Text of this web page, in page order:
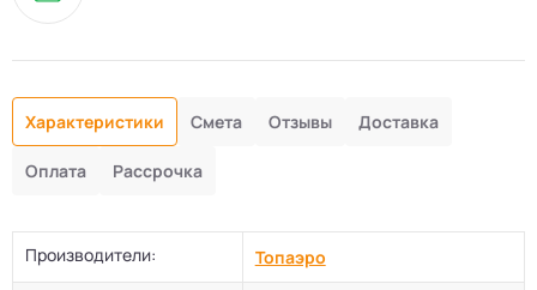
Характеристики Смета Отзывы Доставка
Оплата Рассрочка
Производители: Топаэро